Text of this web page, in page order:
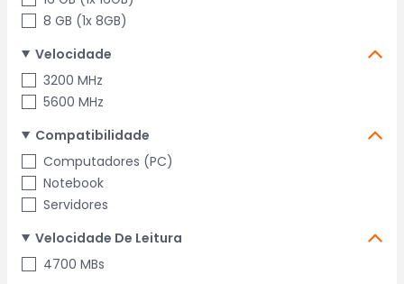
8 GB (1x 8GB)
Velocidade
3200 MHz
5600 MHz
Compatibilidade
Computadores (PC)
Notebook
Servidores
Velocidade De Leitura
4700 MBs